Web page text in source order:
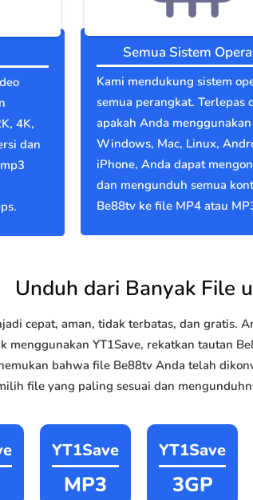
4K,
dan
Semua Sistem
Kami mendukung sistem
semua perangkat. Terlepas
apakah Anda menggunakan
Windows, Mac, Linux,
iPhone, Anda dapat
dan mengunduh semua
Be88tv ke file MP4 atau
Unduh dari Banyak File
cepat, aman, tidak terbatas, dan gratis.
menggunakan YT1Save, rekatkan tautan
bahwa file Be88tv Anda telah
file yang paling sesuai dan
YT1Save
MP3
YT1Save
3GP